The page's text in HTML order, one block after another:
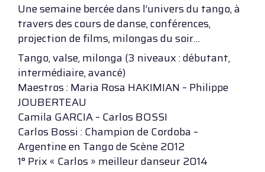
Une semaine bercée dans l’univers du tango, à
travers des cours de danse, conférences,
projection de films, milongas du soir…
Tango, valse, milonga (3 niveaux : débutant,
intermédiaire, avancé)
Maestros : Maria Rosa HAKIMIAN – Philippe
JOUBERTEAU
Camila GARCIA – Carlos BOSSI
Carlos Bossi : Champion de Cordoba –
Argentine en Tango de Scène 2012
1° Prix « Carlos » meilleur danseur 2014